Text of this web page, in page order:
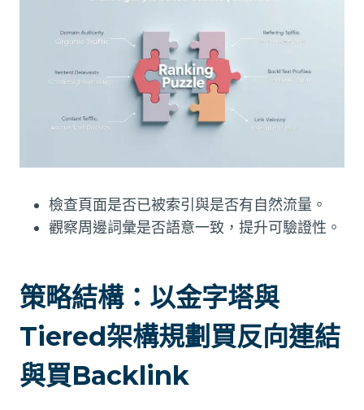
檢查頁面是否已被索引與是否有自然流量。
觀察周邊詞彙是否語意一致，提升可驗證性。
策略結構：以金字塔與
Tiered架構規劃買反向連結
與買Backlink